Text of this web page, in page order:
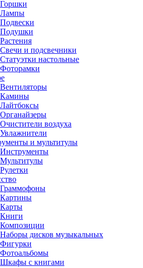
Горшки
Лампы
Подвески
Подушки
Растения
Свечи и подсвечники
Статуэтки настольные
Фоторамки
Вентиляторы
Камины
Лайтбоксы
Органайзеры
Очистители воздуха
Увлажнители
и мультитулы
Инструменты
Мультитулы
Рулетки
Граммофоны
Картины
Карты
Книги
Композиции
Наборы дисков музыкальных
Фигурки
Фотоальбомы
Шкафы с книгами